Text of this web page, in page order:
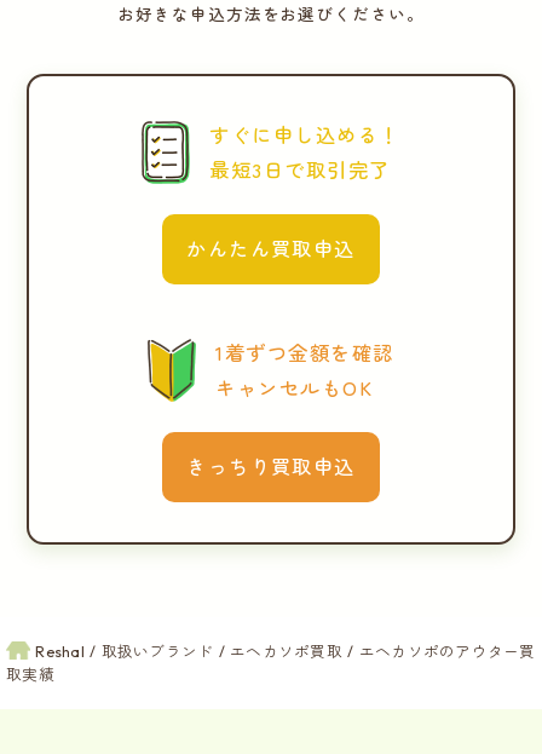
お好きな申込方法をお選びください。
すぐに申し込める！
最短3日で取引完了
かんたん買取申込
1着ずつ金額を確認
キャンセルもOK
きっちり買取申込
Reshal 取扱いブランド エヘカソポ買取
エヘカソポのアウター買
取実績